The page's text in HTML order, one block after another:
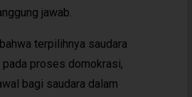
jawab.
terpilihnya saudara
proses domokrasi,
bagi saudara dalam